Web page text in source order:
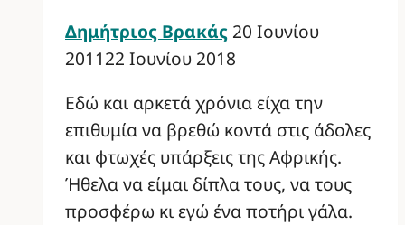
Δημήτριος Βρακάς 20 Ιουνίου
201122 Ιουνίου 2018
Εδώ και αρκετά χρόνια είχα την
επιθυμία να βρεθώ κοντά στις άδολες
και φτωχές υπάρξεις της Αφρικής.
Ήθελα να είμαι δίπλα τους, να τους
προσφέρω κι εγώ ένα ποτήρι γάλα.